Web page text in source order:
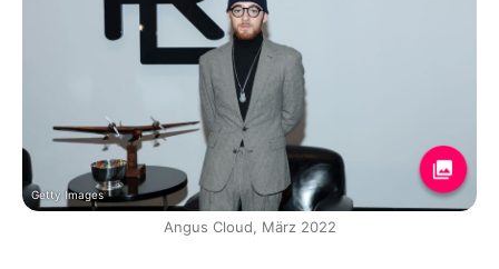
Getty Images
Angus Cloud, März 2022